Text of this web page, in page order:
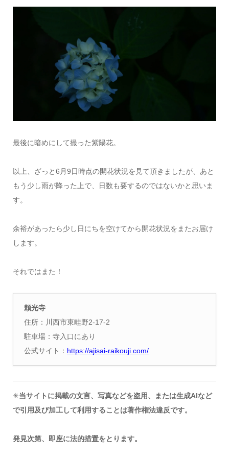
最後に暗めにして撮った紫陽花。
以上、ざっと6月9日時点の開花状況を見て頂きましたが、あと
もう少し雨が降った上で、日数も要するのではないかと思いま
す。
余裕があったら少し日にちを空けてから開花状況をまたお届け
します。
それではまた！
頼光寺
住所：川西市東畦野2-17-2
駐車場：寺入口にあり
公式サイト： https://ajisai-raikouji.com/
✳︎当サイトに掲載の文言、写真などを盗用、または生成AIなど
で引用及び加工して利用することは著作権法違反です。
発見次第、即座に法的措置をとります。